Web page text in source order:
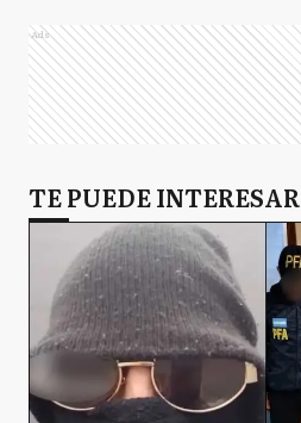
Ads
TE PUEDE INTERESAR